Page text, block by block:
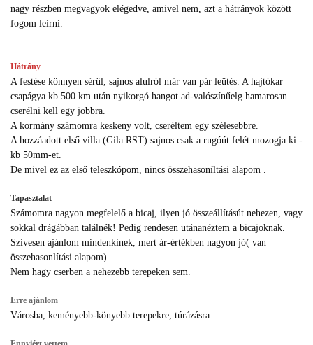
nagy részben megvagyok elégedve, amivel nem, azt a hátrányok között
fogom leírni.
Hátrány
A festése könnyen sérül, sajnos alulról már van pár leütés. A hajtókar
csapágya kb 500 km után nyikorgó hangot ad-valószínűelg hamarosan
cserélni kell egy jobbra.
A kormány számomra keskeny volt, cseréltem egy szélesebbre.
A hozzáadott első villa (Gila RST) sajnos csak a rugóút felét mozogja ki -
kb 50mm-et.
De mivel ez az első teleszkópom, nincs összehasoníltási alapom .
Tapasztalat
Számomra nagyon megfelelő a bicaj, ilyen jó összeállításút nehezen, vagy
sokkal drágábban találnék! Pedig rendesen utánanéztem a bicajoknak.
Szívesen ajánlom mindenkinek, mert ár-értékben nagyon jó( van
összehasonlítási alapom).
Nem hagy cserben a nehezebb terepeken sem.
Erre ajánlom
Városba, keményebb-könyebb terepekre, túrázásra.